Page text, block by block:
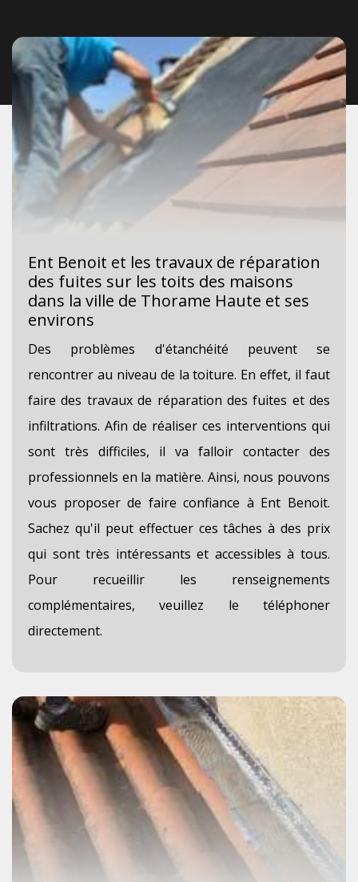
Ent Benoit et les travaux de réparation
des fuites sur les toits des maisons
dans la ville de Thorame Haute et ses
environs
Des problèmes d'étanchéité peuvent se
rencontrer au niveau de la toiture. En effet, il faut
faire des travaux de réparation des fuites et des
infiltrations. Afin de réaliser ces interventions qui
sont très difficiles, il va falloir contacter des
professionnels en la matière. Ainsi, nous pouvons
vous proposer de faire confiance à Ent Benoit.
Sachez qu'il peut effectuer ces tâches à des prix
qui sont très intéressants et accessibles à tous.
Pour recueillir les renseignements
complémentaires, veuillez le téléphoner
directement.